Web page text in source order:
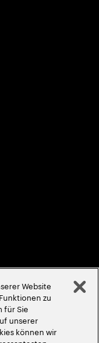
Website
zu
für Sie
unserer
können wir